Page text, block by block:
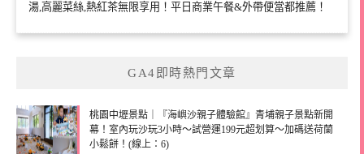
湯,高麗菜絲,熱紅茶無限享用！平日商業午餐&外帶便當都推薦！
GA4即時熱門文章
桃園中壢景點｜『海嶼沙親子體驗館』青埔親子景點新開
幕！室內玩沙玩3小時～試營運199元超划算～加碼送荷蘭
小鬆餅！(線上：6)